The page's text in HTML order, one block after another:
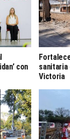
con
sanitaria
Victoria